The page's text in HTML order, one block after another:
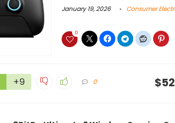
January 19, 2026 Consumer
0
+9 0